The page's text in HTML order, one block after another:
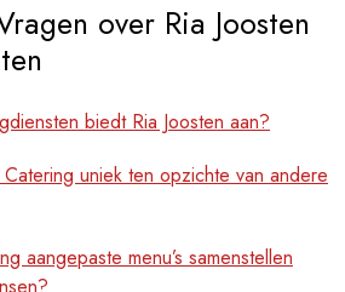
over Ria Joosten
biedt Ria Joosten aan?
Catering uniek ten opzichte van andere
aangepaste menu’s samenstellen